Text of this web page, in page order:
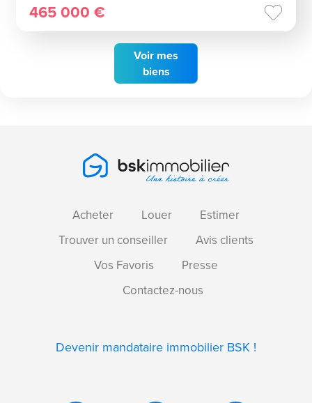
Voir mes
biens
465 000 €
Acheter Louer
Estimer
Trouver un conseiller
Avis clients
Vos Favoris
Presse
Contactez-nous
Devenir mandataire immobilier BSK !